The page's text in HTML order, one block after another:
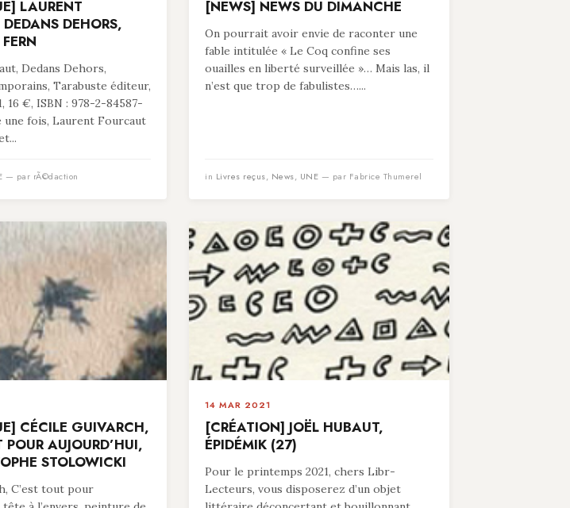
LAURENT
DEHORS,
Dedans Dehors,
Tarabuste éditeur,
16 €, ISBN : 978-2-84587-
fois, Laurent Fourcaut
— par rÃ©daction
[NEWS] NEWS DU DIMANCHE
On pourrait avoir envie de raconter une
fable intitulée « Le Coq confine ses
ouailles en liberté surveillée »… Mais las, il
n’est que trop de fabulistes…...
in Livres reçus, News, UNE — par Fabrice Thumerel
CÉCILE GUIVARCH,
POUR AUJOURD’HUI,
STOLOWICKI
C’est tout pour
14 MAR 2021
[CRÉATION] JOËL HUBAUT,
ÉPIDÉMIK (27)
Pour le printemps 2021, chers Libr-
Lecteurs, vous disposerez d’un objet